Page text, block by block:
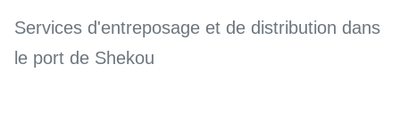
Services d'entreposage et de distribution dans
le port de Shekou